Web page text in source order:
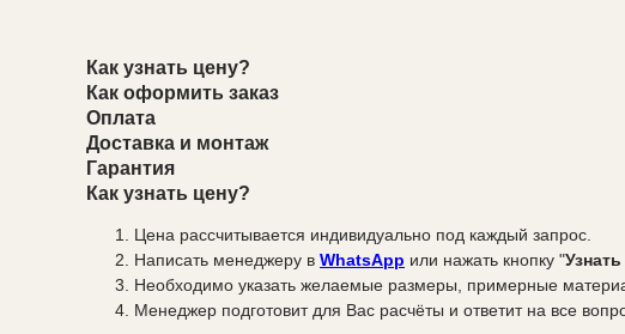
Как узнать цену?
Как оформить заказ
Оплата
Доставка и монтаж
Гарантия
Как узнать цену?
Цена рассчитывается индивидуально под каждый запрос.
Написать менеджеру в WhatsApp или нажать кнопку "
Необходимо указать желаемые размеры, примерные
Менеджер подготовит для Вас расчёты и ответит на все